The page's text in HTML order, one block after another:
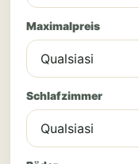
Maximalpreis
Schlafzimmer